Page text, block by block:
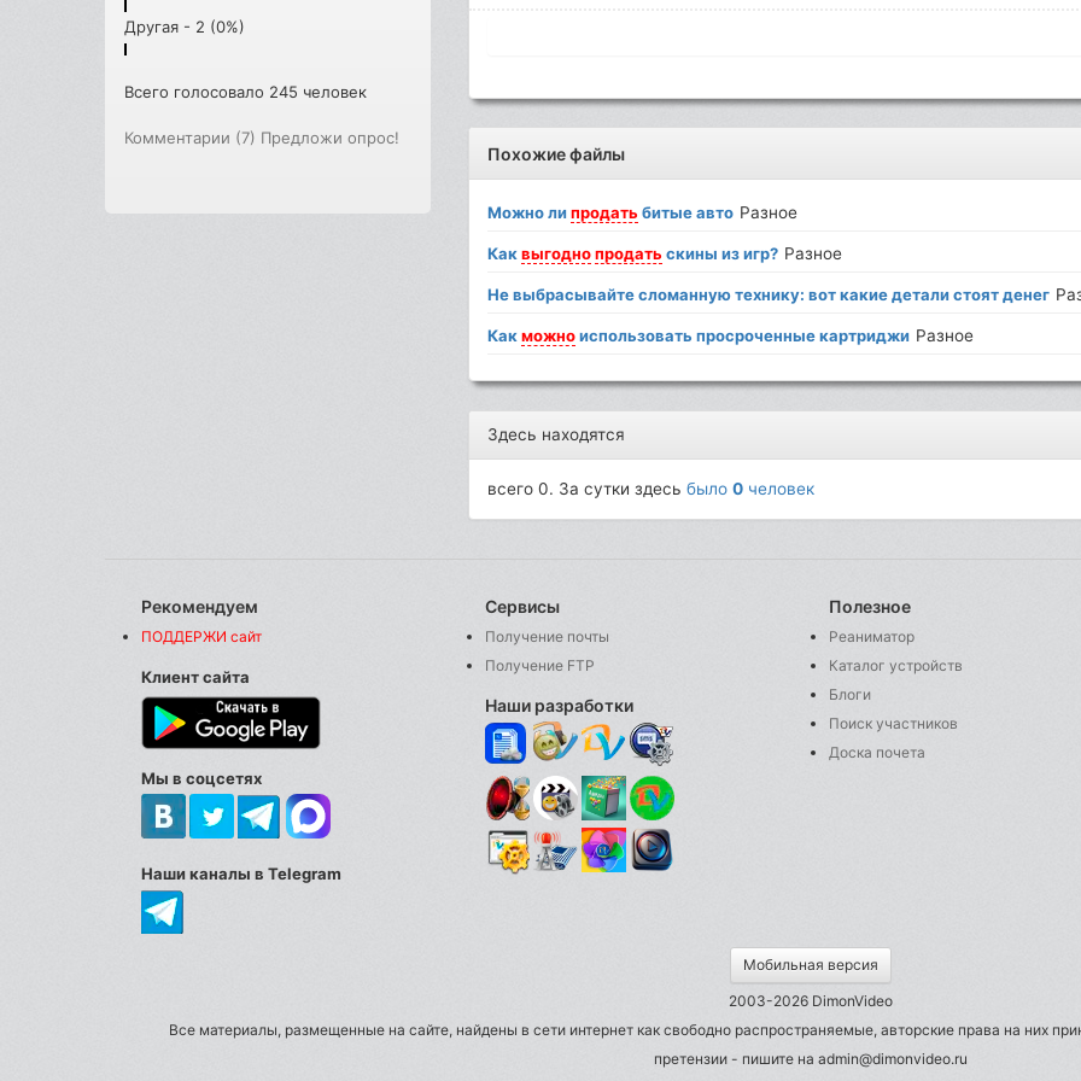
Другая - 2 (0%)
Всего голосовало 245 человек
Комментарии (7) Предложи опрос!
Похожие файлы
Можно липродать битые авто Разное
Каквыгоднопродать скины из игр? Разное
Не выбрасывайте сломанную технику: вот какие детали стоят денег
Какможноиспользовать просроченные картриджи Разное
Здесь находятся
всего 0. За сутки здесьбыло0 человек
Рекомендуем
ПОДДЕРЖИ сайт
Клиент сайта
Мы в соцсетях
Наши каналы в Telegram
Сервисы
Получение почты
Получение FTP
Наши разработки
Полезное
Реаниматор
Каталог устройств
Блоги
Поиск участников
Доска почета
Мобильная версия
2003-2026 DimonVideo
Все материалы, размещенные на сайте, найдены в сети интернет как свободно распространяемые, авторские права на них
претензии - пишите на admin@dimonvideo.ru